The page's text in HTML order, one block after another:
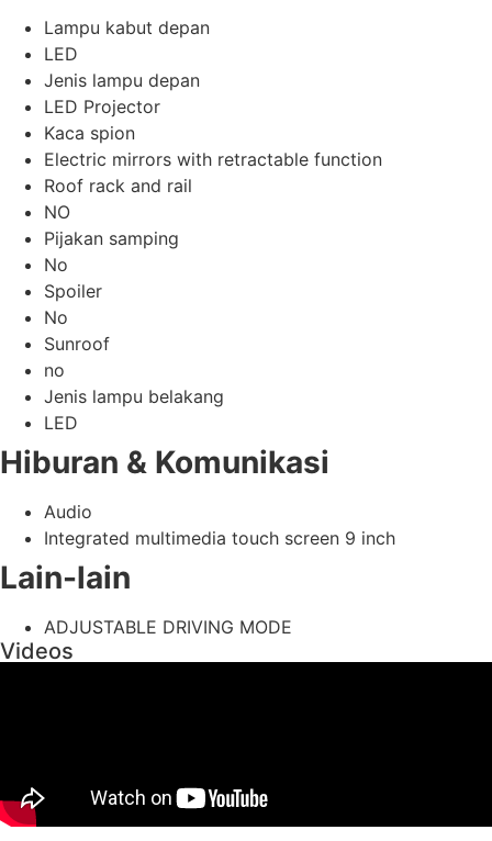
Lampu kabut depan
LED
Jenis lampu depan
LED Projector
Kaca spion
Electric mirrors with retractable function
Roof rack and rail
NO
Pijakan samping
No
Spoiler
No
Sunroof
no
Jenis lampu belakang
LED
Hiburan & Komunikasi
Audio
Integrated multimedia touch screen 9 inch
Lain-lain
ADJUSTABLE DRIVING MODE
Videos